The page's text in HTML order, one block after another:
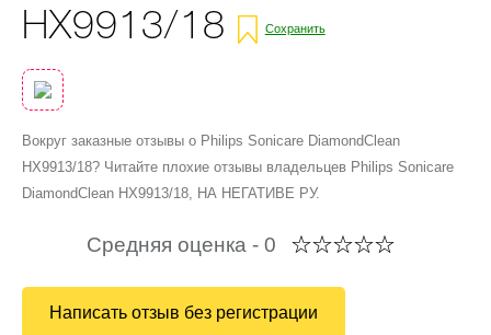
HX9913/18
Сохранить
Вокруг заказные отзывы о Philips Sonicare DiamondClean
HX9913/18? Читайте плохие отзывы владельцев Philips Sonicare
DiamondClean HX9913/18, НА НЕГАТИВЕ РУ.
Средняя оценка - 0
Написать отзыв без регистрации